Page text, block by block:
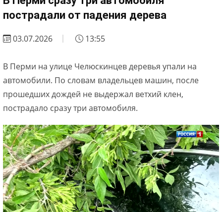
пострадали от падения дерева
03.07.2026 13:55
В Перми на улице Челюскинцев деревья упали на
автомобили. По словам владельцев машин, после
прошедших дождей не выдержал ветхий клен,
пострадало сразу три автомобиля.